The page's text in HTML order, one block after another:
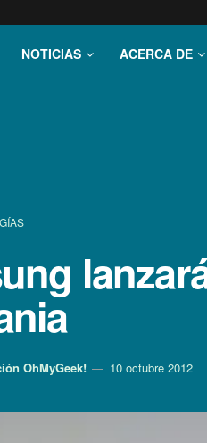
NOTICIAS ACERCA DE
OhMyGeek! 10 octubre 2012